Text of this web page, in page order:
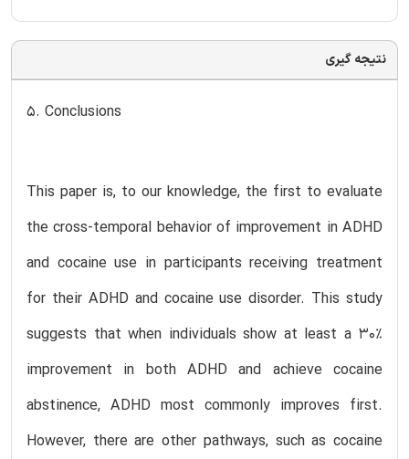
نتیجه گیری
5. Conclusions
This paper is, to our knowledge, the first to evaluate
the cross-temporal behavior of improvement in ADHD
and cocaine use in participants receiving treatment
for their ADHD and cocaine use disorder. This study
suggests that when individuals show at least a 30%
improvement in both ADHD and achieve cocaine
abstinence, ADHD most commonly improves first.
However, there are other pathways, such as cocaine